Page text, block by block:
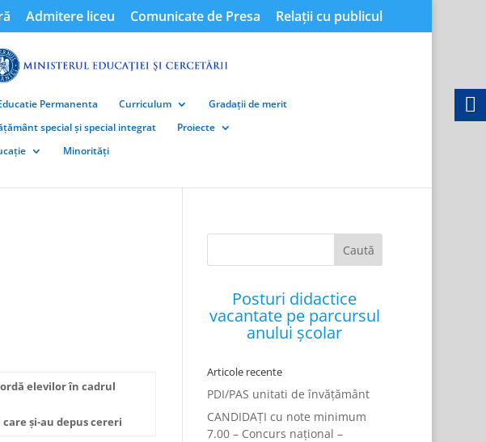
Admitere liceu Comunicate de Presa Relații cu publicul
Permanenta Curriculum
Gradații de merit
special și special integrat
Proiecte
Minorități
elevilor în cadrul
şi-au depus cereri
Posturi didactice
vacantate pe parcursul
anului școlar
Articole recente
PDI/PAS unitati de învățământ
CANDIDAȚI cu note minimum
7.00 – Concurs național –